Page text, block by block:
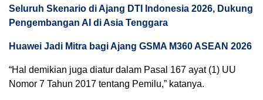
Seluruh Skenario di Ajang DTI Indonesia 2026, Dukung
Pengembangan AI di Asia Tenggara
Huawei Jadi Mitra bagi Ajang GSMA M360 ASEAN 2026
“Hal demikian juga diatur dalam Pasal 167 ayat (1) UU
Nomor 7 Tahun 2017 tentang Pemilu,” katanya.